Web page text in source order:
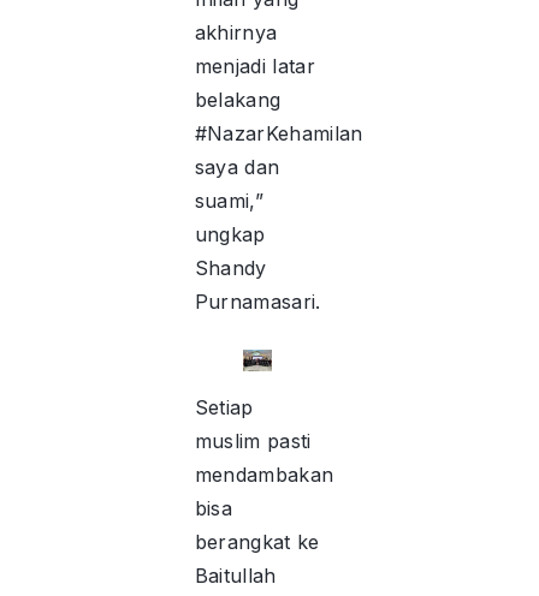
akhirnya
menjadi latar
belakang
#NazarKehamilan
saya dan
suami,”
ungkap
Shandy
Purnamasari.
Setiap
muslim pasti
mendambakan
bisa
berangkat ke
Baitullah